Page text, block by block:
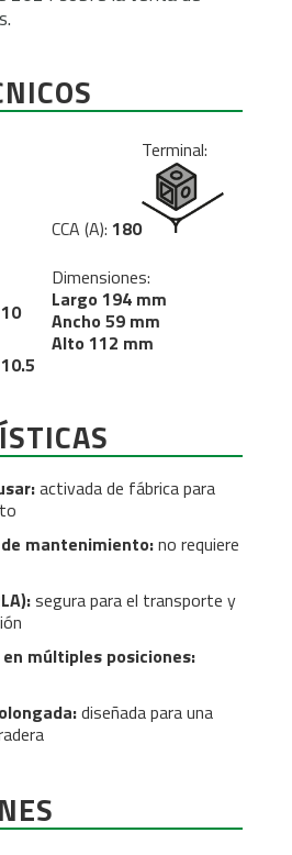
10
10.5
CCA (A): 180
Terminal:
Dimensiones:
Largo 194 mm
Ancho 59 mm
Alto 112 mm
activada de fábrica para
de mantenimiento:no requiere
segura para el transporte y
múltiples posiciones:
diseñada para una